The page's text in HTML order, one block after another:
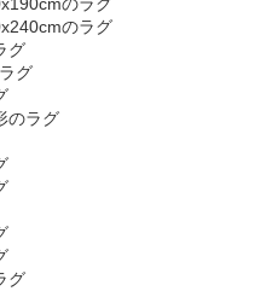
のラグ
のラグ
グ
グ
のラグ
グ